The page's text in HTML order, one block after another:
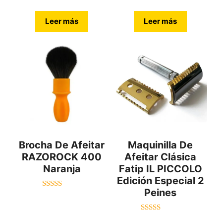
Leer más Leer más
Brocha De Afeitar
RAZOROCK 400
Naranja
Maquinilla De
Afeitar Clásica
Fatip IL PICCOLO
Edición Especial 2
Peines